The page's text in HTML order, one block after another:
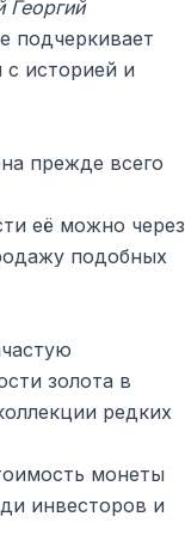
Георгий
подчеркивает
историей и
прежде всего
её можно через
подобных
золота в
редких
монеты
инвесторов и